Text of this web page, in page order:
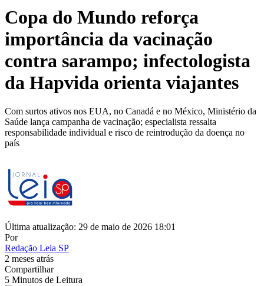
Copa do Mundo reforça
importância da vacinação
contra sarampo; infectologista
da Hapvida orienta viajantes
Com surtos ativos nos EUA, no Canadá e no México, Ministério da
Saúde lança campanha de vacinação; especialista ressalta
responsabilidade individual e risco de reintrodução da doença no
país
Última atualização: 29 de maio de 2026 18:01
Por
Redação Leia SP
2 meses atrás
Compartilhar
5 Minutos de Leitura